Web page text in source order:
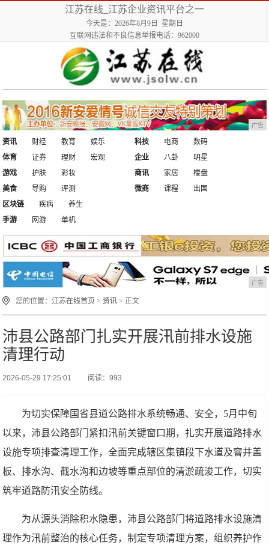
江苏在线_江苏企业资讯平台之一
今天是：2026年8月9日 星期日
互联网违法和不良信息举报电话：962000
广告
资讯 财经 教育
娱乐
体育
证券 理财 宏观
科技 电商
数码
企业
八卦
明星
游戏
护肤
彩妆
美食
导购 评测
商讯 家居
楼盘
微商
课程
出国
区块链
疾病
养生
手游
网游 单机
广告
您的位置：江苏在线首页 >资讯 > 正文
沛县公路部门扎实开展汛前排水设施
清理行动
2026-05-29 17:25:01 阅读：993
为切实保障国省县道公路排水系统畅通、安全，5月中旬
以来，沛县公路部门紧扣汛前关键窗口期，扎实开展道路排水
设施专项排查清理工作，全面完成辖区集镇段下水道及窨井盖
板、排水沟、截水沟和边坡等重点部位的清淤疏浚工作，切实
筑牢道路防汛安全防线。
为从源头消除积水隐患，沛县公路部门将道路排水设施清
理作为汛前整治的核心任务，制定专项清理方案，组织养护作